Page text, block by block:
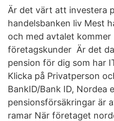
Är det värt att investera
handelsbanken liv Mest
och med avtalet kommer
företagskunder Är det
pension för dig som har
Klicka på Privatperson
BankID/Bank ID, Nordea
pensionsförsäkringar är
ramar När företaget